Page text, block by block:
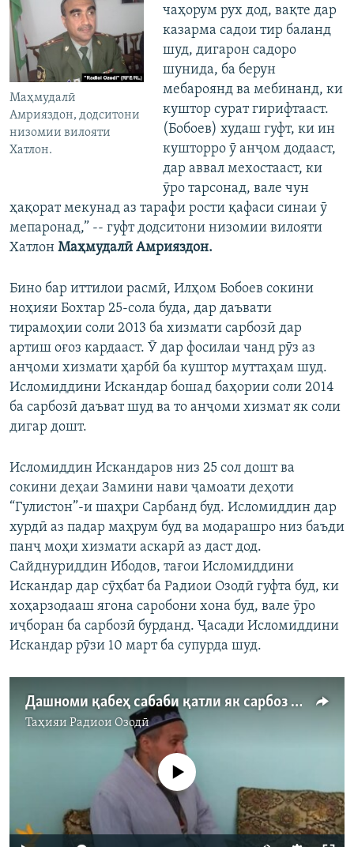
Маҳмудалӣ
Амрияздон, додситони
низомии вилояти
Хатлон.
чаҳорум рух дод, вақте дар
казарма садои тир баланд
шуд, дигарон садоро
шунида, ба берун
мебароянд ва мебинанд, ки
куштор сурат гирифтааст.
(Бобоев) худаш гуфт, ки ин
кушторро ӯ анҷом додааст,
дар аввал мехостааст, ки
ӯро тарсонад, вале чун
ҳақорат мекунад аз тарафи рости қафаси синаи ӯ
мепаронад,” -- гуфт додситони низомии вилояти
Хатлон Маҳмудалӣ Амрияздон.
Бино бар иттилои расмӣ, Илҳом Бобоев сокини
ноҳияи Бохтар 25-сола буда, дар даъвати
тирамоҳии соли 2013 ба хизмати сарбозӣ дар
артиш оғоз кардааст. Ӯ дар фосилаи чанд рӯз аз
анҷоми хизмати ҳарбӣ ба куштор муттаҳам шуд.
Исломиддини Искандар бошад баҳории соли 2014
ба сарбозӣ даъват шуд ва то анҷоми хизмат як соли
дигар дошт.
Исломиддин Искандаров низ 25 сол дошт ва
сокини деҳаи Замини нави ҷамоати деҳоти
“Гулистон”-и шаҳри Сарбанд буд. Исломиддин дар
хурдӣ аз падар маҳрум буд ва модарашро низ баъди
панҷ моҳи хизмати аскарӣ аз даст дод.
Сайднуриддин Ибодов, тағои Исломиддини
Искандар дар сӯҳбат ба Радиои Озодӣ гуфта буд, ки
хоҳарзодааш ягона саробони хона буд, вале ӯро
иҷборан ба сарбозӣ бурданд. Ҷасади Исломиддини
Искандар рӯзи 10 март ба супурда шуд.
Дашноми қабеҳ сабаби қатли як сарбоз шудааст
Таҳияи Радиои Озодӣ
Феълан кор намекунад